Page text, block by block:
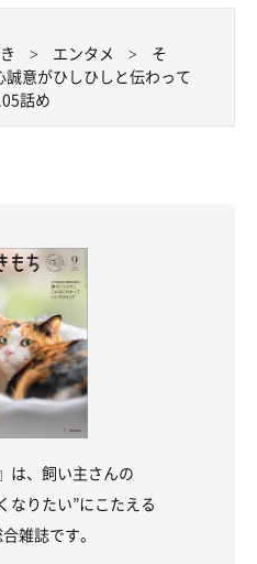
エンタメ
そ
意がひしひしと伝わって
話め
は、飼い主さんの
なりたい”にこたえる
雑誌です。